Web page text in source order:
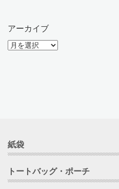
アーカイブ
ア
紙袋
トートバッグ・ポーチ